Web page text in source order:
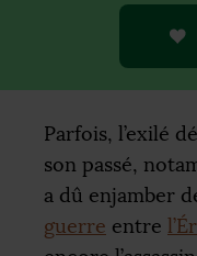
Parfois, l’exilé
son passé,
a dû enjamber
guerre entre